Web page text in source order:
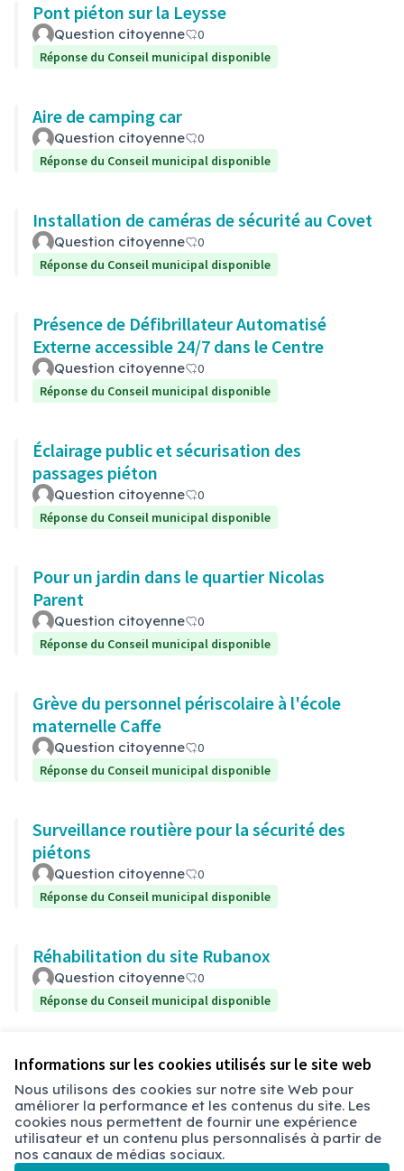
Informations sur les cookies utilisés sur le site web
Nous utilisons des cookies sur notre site Web pour
améliorer la performance et les contenus du site. Les
cookies nous permettent de fournir une expérience
utilisateur et un contenu plus personnalisés à partir de
nos canaux de médias sociaux.
Pont piéton sur la Leysse
Question citoyenne
0
Réponse du Conseil municipal disponible
Aire de camping car
Question citoyenne
0
Réponse du Conseil municipal disponible
Installation de caméras de sécurité au Covet
Question citoyenne
0
Réponse du Conseil municipal disponible
Présence de Défibrillateur Automatisé
Externe accessible 24/7 dans le Centre
Question citoyenne
0
Réponse du Conseil municipal disponible
Éclairage public et sécurisation des
passages piéton
Question citoyenne
0
Réponse du Conseil municipal disponible
Pour un jardin dans le quartier Nicolas
Parent
Question citoyenne
0
Réponse du Conseil municipal disponible
Grève du personnel périscolaire à l'école
maternelle Caffe
Question citoyenne
0
Réponse du Conseil municipal disponible
Surveillance routière pour la sécurité des
piétons
Question citoyenne
0
Réponse du Conseil municipal disponible
Réhabilitation du site Rubanox
Question citoyenne
0
Réponse du Conseil municipal disponible
Conditions d'utilisation
Paramètres des cookies
Chambéry sur X
Chambéry sur Facebook
Chambéry sur Instagram